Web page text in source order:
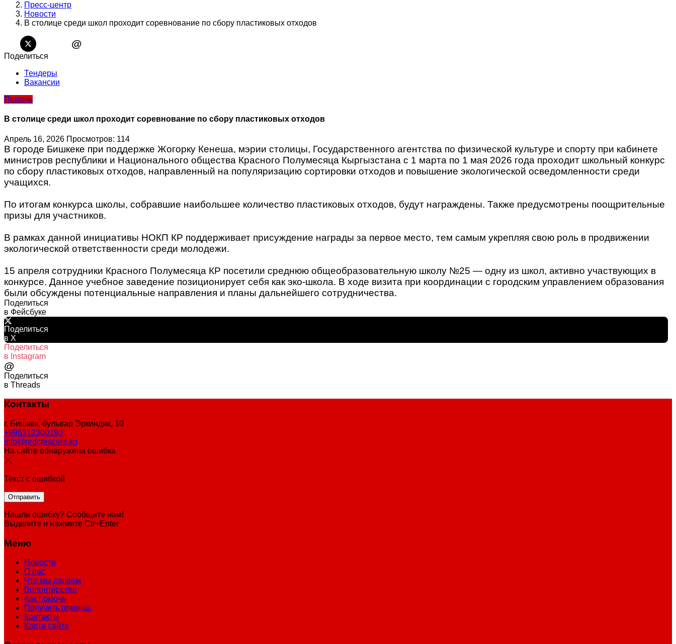
Пресс-центр
Новости
В столице среди школ проходит соревнование по сбору пластиковых отходов
@
Поделиться
Тендеры
Вакансии
Помочь
В столице среди школ проходит соревнование по сбору пластиковых отходов
Апрель 16, 2026 Просмотров: 114
В городе Бишкеке при поддержке Жогорку Кенеша, мэрии столицы, Государственного агентства по физической культуре и спорту при кабинете
министров республики и Национального общества Красного Полумесяца Кыргызстана с 1 марта по 1 мая 2026 года проходит школьный конкурс
по сбору пластиковых отходов, направленный на популяризацию сортировки отходов и повышение экологической осведомленности среди
учащихся.
По итогам конкурса школы, собравшие наибольшее количество пластиковых отходов, будут награждены. Также предусмотрены поощрительные
призы для участников.
В рамках данной инициативы НОКП КР поддерживает присуждение награды за первое место, тем самым укрепляя свою роль в продвижении
экологической ответственности среди молодежи.
15 апреля сотрудники Красного Полумесяца КР посетили среднюю общеобразовательную школу №25 — одну из школ, активно участвующих в
конкурсе. Данное учебное заведение позиционирует себя как эко-школа. В ходе визита при координации с городским управлением образования
были обсуждены потенциальные направления и планы дальнейшего сотрудничества.
Поделиться
в Фейсбуке
Поделиться
в X
Поделиться
в Instagram
@
Поделиться
в Threads
Контакты
г. Бишкек, бульвар Эркиндик, 10
+996312300190
info@redcrescent.kg
На сайте обнаружена ошибка
Текст с ошибкой
Нашли ошибку? Сообщите нам!
Выделите и нажмите Ctr+Enter
Меню
Новости
О нас
Что мы делаем
Волонтёрство
Как помочь
Получить помощь
Контакты
Карта сайта